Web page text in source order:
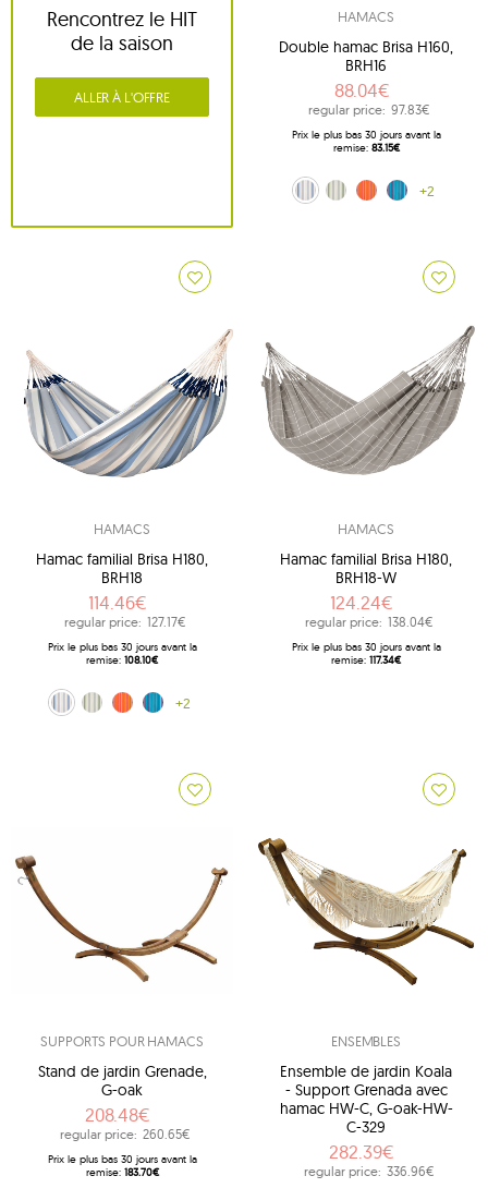
Rencontrez le HIT
de la saison
ALLER À L'OFFRE
HAMACS
Double hamac Brisa H160,
BRH16
88.04€
regular price: 97.83€
Prix ​​le plus bas 30 jours avant la
remise: 83.15€
niebiesko-biały (13)
olive (14)orange (28)błękitny (38)
+2
HAMACS
Hamac familial Brisa H180,
BRH18
114.46€
regular price: 127.17€
Prix ​​le plus bas 30 jours avant la
remise: 108.10€
biały (013)
olive (14)orange (28)błękitny (38)
+2
HAMACS
Hamac familial Brisa H180,
BRH18-W
124.24€
regular price: 138.04€
Prix ​​le plus bas 30 jours avant la
remise: 117.34€
SUPPORTS POUR HAMACS
Stand de jardin Grenade,
G-oak
208.48€
regular price: 260.65€
Prix ​​le plus bas 30 jours avant la
remise: 183.70€
ENSEMBLES
Ensemble de jardin Koala
- Support Grenada avec
hamac HW-C, G-oak-HW-
C-329
282.39€
regular price: 336.96€